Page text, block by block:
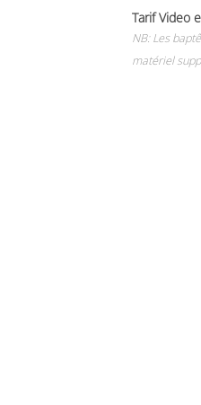
Tarif Video
NB: Les
matériel